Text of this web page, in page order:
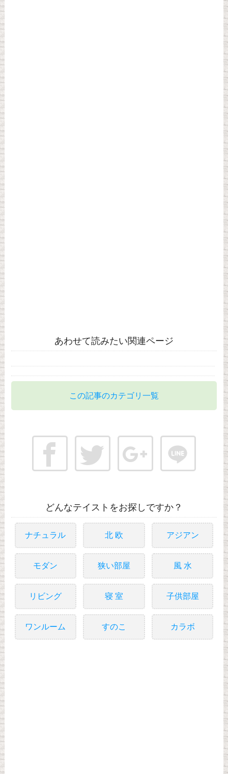
あわせて読みたい関連ページ
この記事のカテゴリ一覧
どんなテイストをお探しですか？
ナチュラル 北 欧 アジアン
モダン 狭い部屋 風 水
リビング 寝 室 子供部屋
ワンルーム すのこ カラボ